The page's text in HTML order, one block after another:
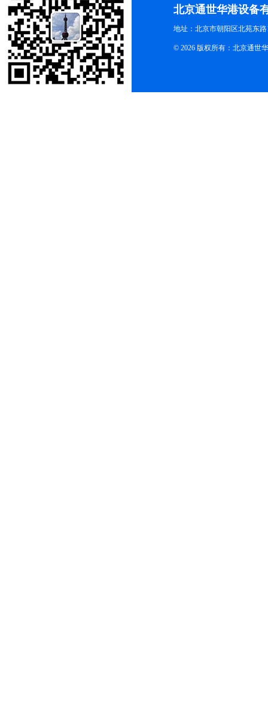
北京通世华港设备
地址：北京市朝阳区北苑东路
© 2026 版权所有：北京通世